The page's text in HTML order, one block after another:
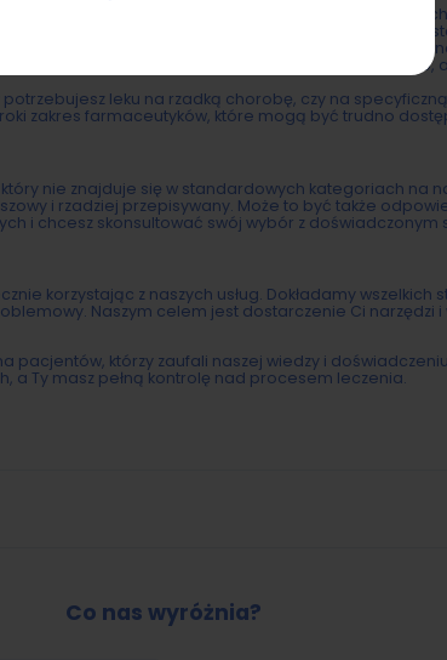
dane osobowe zgodnie z najwyższymi standardami
w pełni poufne i wykorzystywane wyłącznie w celu
platformie są honorowane we wszystkich aptekach
martwić się o dostępność leków – my zadbamy o to,
leku na rzadką chorobę, czy na
zakres farmaceutyków, które mogą być trudno
który nie znajduje się w standardowych kategoriach na
i rzadziej przepisywany. Może to być także
i chcesz skonsultować swój wybór z doświadczonym
korzystając z naszych usług. Dokładamy
Naszym celem jest dostarczenie Ci narzędzi
pacjentów, którzy zaufali naszej wiedzy i
a Ty masz pełną kontrolę nad procesem leczenia.
Co nas wyróżnia?